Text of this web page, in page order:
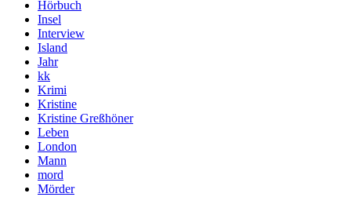
Hörbuch
Insel
Interview
Island
Jahr
kk
Krimi
Kristine
Kristine Greßhöner
Leben
London
Mann
mord
Mörder